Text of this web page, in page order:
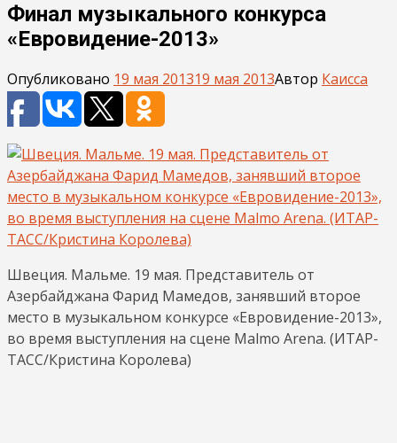
Финал музыкального конкурса
«Евровидение-2013»
Опубликовано 19 мая 201319 мая 2013Автор Каисса
Швеция. Мальме. 19 мая. Представитель от
Азербайджана Фарид Мамедов, занявший второе
место в музыкальном конкурсе «Евровидение-2013»,
во время выступления на сцене Malmo Arena. (ИТАР-
ТАСС/Кристина Королева)